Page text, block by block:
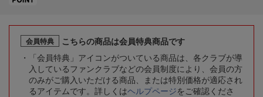
会員特典
こちらの商品は会員特典商品です
「会員特典」アイコンがついている商品は、各クラブが導
入しているファンクラブなどの会員制度により、会員の方
のみがご購入いただける商品、または特別価格が適応され
るアイテムです。詳しくはヘルプページをご確認くださ